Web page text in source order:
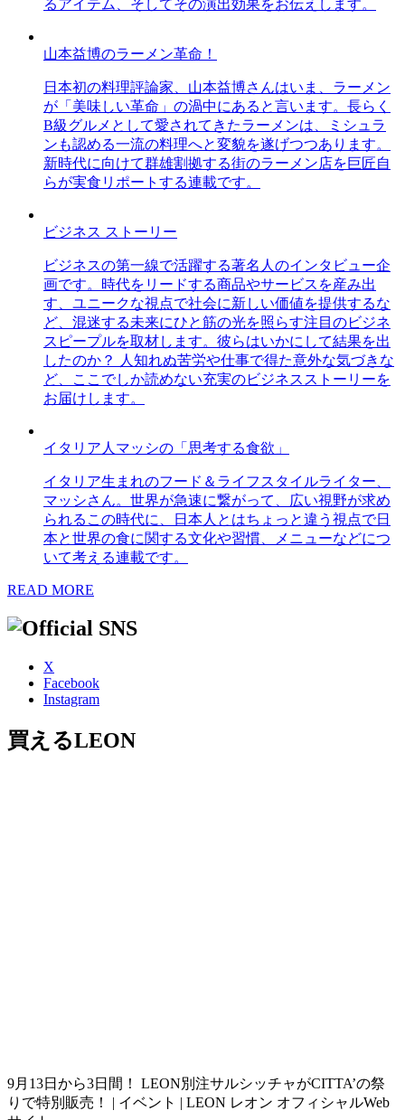
るアイテム、そしてその演出効果をお伝えします。
山本益博のラーメン革命！
日本初の料理評論家、山本益博さんはいま、ラーメン
が「美味しい革命」の渦中にあると言います。長らく
B級グルメとして愛されてきたラーメンは、ミシュラ
ンも認める一流の料理へと変貌を遂げつつあります。
新時代に向けて群雄割拠する街のラーメン店を巨匠自
らが実食リポートする連載です。
ビジネス ストーリー
ビジネスの第一線で活躍する著名人のインタビュー企
画です。時代をリードする商品やサービスを産み出
す、ユニークな視点で社会に新しい価値を提供するな
ど、混迷する未来にひと筋の光を照らす注目のビジネ
スピープルを取材します。彼らはいかにして結果を出
したのか？ 人知れぬ苦労や仕事で得た意外な気づきな
ど、ここでしか読めない充実のビジネスストーリーを
お届けします。
イタリア人マッシの「思考する食欲」
イタリア生まれのフード＆ライフスタイルライター、
マッシさん。世界が急速に繋がって、広い視野が求め
られるこの時代に、日本人とはちょっと違う視点で日
本と世界の食に関する文化や習慣、メニューなどにつ
いて考える連載です。
READ MORE
X
Facebook
Instagram
買えるLEON
9月13日から3日間！ LEON別注サルシッチャがCITTA’の祭
りで特別販売！ | イベント | LEON レオン オフィシャルWeb